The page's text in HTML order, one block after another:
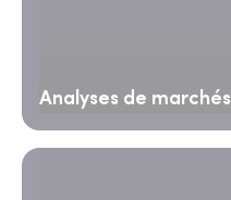
Analyses de marchés